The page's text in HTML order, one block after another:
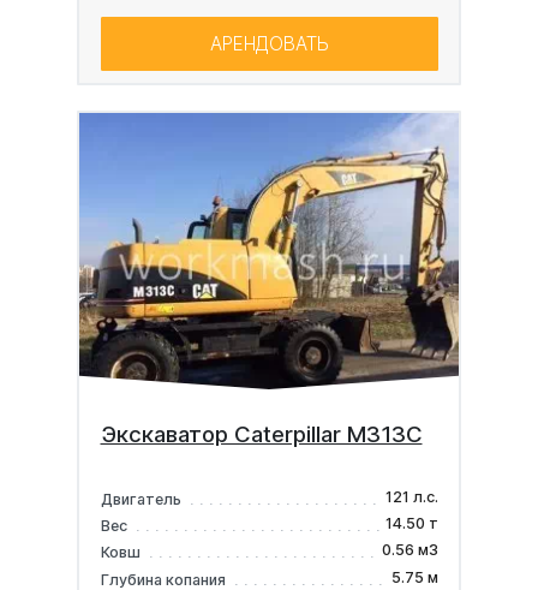
АРЕНДОВАТЬ
Экскаватор Caterpillar M313C
Двигатель
121 л.с.
Вес
14.50 т
Ковш
0.56 м3
Глубина копания
5.75 м